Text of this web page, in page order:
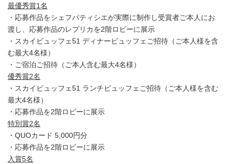
最優秀賞1名
・応募作品をシェフパティシエが実際に制作し受賞者ご本人にお
渡し、応募作品のレプリカを2階ロビーに展示
・スカイビュッフェ51 ディナービュッフェご招待（ご本人様を含
む最大4名様）
・ご宿泊ご招待（ご本人含む最大4名様）
優秀賞2名
・スカイビュッフェ51 ランチビュッフェご招待（ご本人様を含む
最大4名様）
・応募作品を2階ロビーに展示
特別賞2名
・QUOカード 5,000円分
・応募作品を2階ロビーに展示
入賞5名